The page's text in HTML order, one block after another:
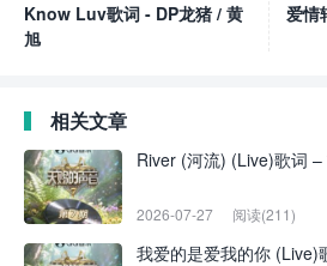
Know Luv歌词 - DP龙猪 / 黄
旭
爱情
相关文章
River (河流) (Live)歌词
2026-07-27 阅读(211)
我爱的是爱我的你 (Live)